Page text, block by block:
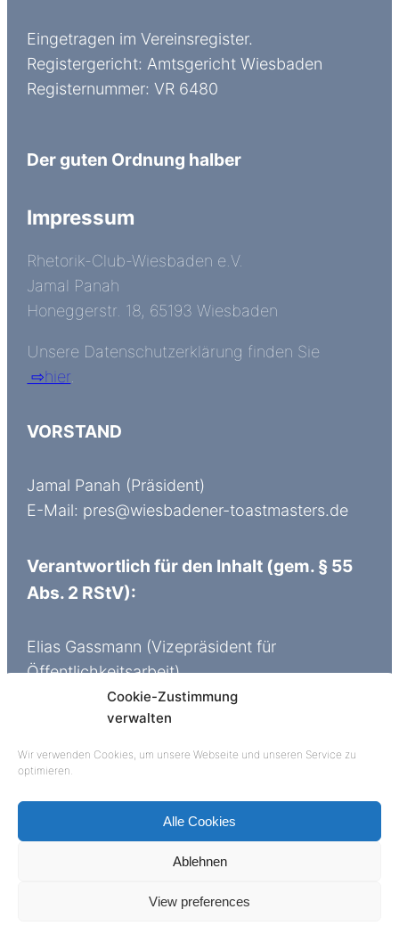
Cookie-Zustimmung
verwalten
Wir verwenden Cookies, um unsere Webseite und unseren Service zu
optimieren.
Alle Cookies
Ablehnen
View preferences
Eingetragen im Vereinsregister.
Registergericht: Amtsgericht Wiesbaden
Registernummer: VR 6480
Der guten Ordnung halber
Impressum
Rhetorik-Club-Wiesbaden e.V.
Jamal Panah
Honeggerstr. 18, 65193 Wiesbaden
Unsere Datenschutzerklärung finden Sie
⇨hier.
VORSTAND
Jamal Panah (Präsident)
E-Mail: pres@wiesbadener-toastmasters.de
Verantwortlich für den Inhalt (gem. § 55
Abs. 2 RStV):
Elias Gassmann (Vizepräsident für
Öffentlichkeitsarbeit)
E-Mail: vppr@wiesbadener-toastmasters.de
Toastmasters® Wiesbaden
© 2022 Rhetorik Club Wiesbaden e.V.| Diese
Webseite wurde von derLebensstil digital